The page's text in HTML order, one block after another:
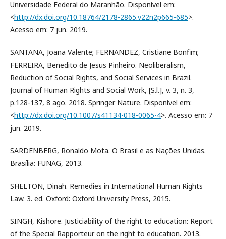
Universidade Federal do Maranhão. Disponível em:
<http://dx.doi.org/10.18764/2178-2865.v22n2p665-685>.
Acesso em: 7 jun. 2019.
SANTANA, Joana Valente; FERNANDEZ, Cristiane Bonfim;
FERREIRA, Benedito de Jesus Pinheiro. Neoliberalism,
Reduction of Social Rights, and Social Services in Brazil.
Journal of Human Rights and Social Work, [S.l.], v. 3, n. 3,
p.128-137, 8 ago. 2018. Springer Nature. Disponível em:
<http://dx.doi.org/10.1007/s41134-018-0065-4>. Acesso em: 7
jun. 2019.
SARDENBERG, Ronaldo Mota. O Brasil e as Nações Unidas.
Brasília: FUNAG, 2013.
SHELTON, Dinah. Remedies in International Human Rights
Law. 3. ed. Oxford: Oxford University Press, 2015.
SINGH, Kishore. Justiciability of the right to education: Report
of the Special Rapporteur on the right to education. 2013.